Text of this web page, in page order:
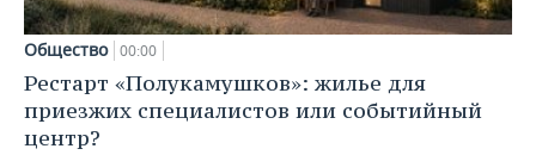
Общество 00:00
Рестарт «Полукамушков»: жилье для
приезжих специалистов или событийный
центр?